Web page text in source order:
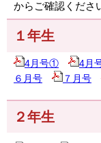
からご確認くださ
１年生
4月号① 4月
６月号
７月号
２年生